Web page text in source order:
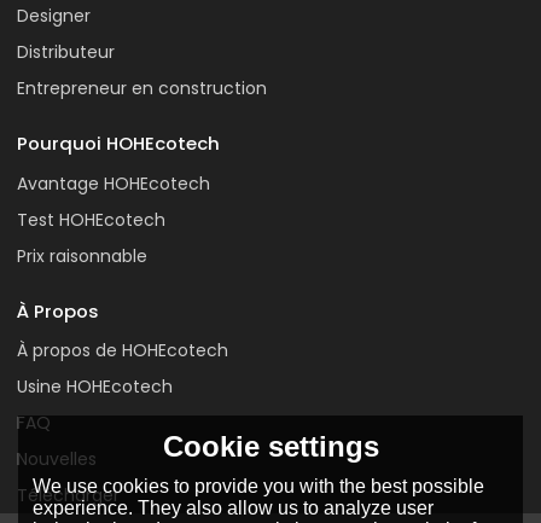
Designer
Distributeur
Entrepreneur en construction
Pourquoi HOHEcotech
Avantage HOHEcotech
Test HOHEcotech
Prix raisonnable
À Propos
À propos de HOHEcotech
Usine HOHEcotech
FAQ
Nouvelles
Télécharger
Cookie settings
We use cookies to provide you with the best possible
experience. They also allow us to analyze user